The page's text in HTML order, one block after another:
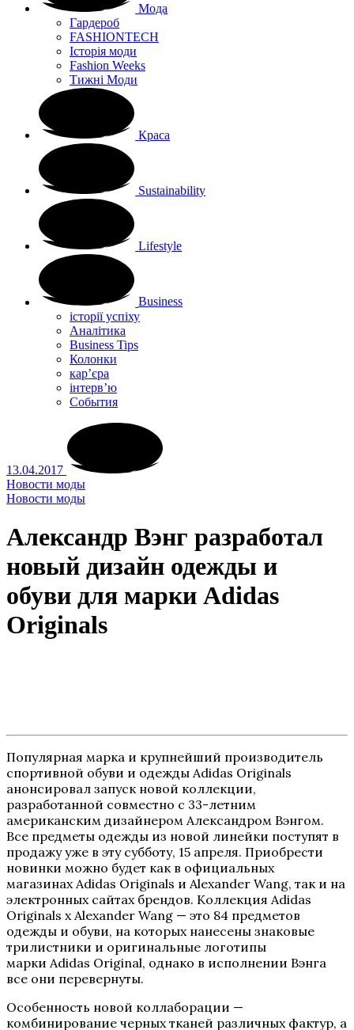
Мода
Гардероб
FASHIONTECH
Історія моди
Fashion Weeks
Тижні Моди
Краса
Sustainability
Lifestyle
Business
історії успіху
Аналітика
Business Tips
Колонки
кар’єра
інтерв’ю
Cобытия
13.04.2017
Новости моды
Новости моды
Александр Вэнг разработал
новый дизайн одежды и
обуви для марки Adidas
Originals
Популярная марка и крупнейший производитель
спортивной обуви и одежды Adidas Originals
анонсировал запуск новой коллекции,
разработанной совместно с 33-летним
американским дизайнером Александром Вэнгом.
Все предметы одежды из новой линейки поступят в
продажу уже в эту субботу, 15 апреля. Приобрести
новинки можно будет как в официальных
магазинах Adidas Originals и Alexander Wang, так и на
электронных сайтах брендов. Коллекция Adidas
Originals х Alexander Wang — это 84 предметов
одежды и обуви, на которых нанесены знаковые
трилистники и оригинальные логотипы
марки Adidas Original, однако в исполнении Вэнга
все они перевернуты.
Особенность новой коллаборации —
комбинирование черных тканей различных фактур, а